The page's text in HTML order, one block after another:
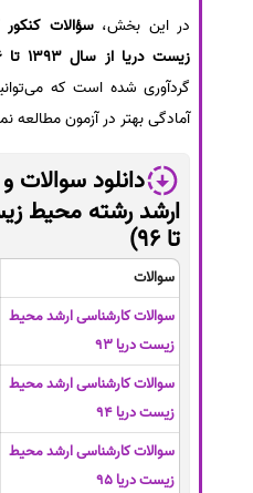
در این بخش،سؤالات
زیست دریا از سال 1393 تا 1396
گردآوری شده است که
آمادگی بهتر در آزمون مطالعه
دانلود سوالات
تا 96)
سوالات
سوالات کارشناسی ارشد محیط
زیست دریا 93
سوالات کارشناسی ارشد محیط
زیست دریا 94
سوالات کارشناسی ارشد محیط
زیست دریا 95